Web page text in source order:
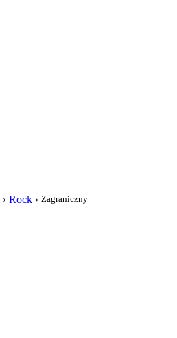
› Rock › Zagraniczny